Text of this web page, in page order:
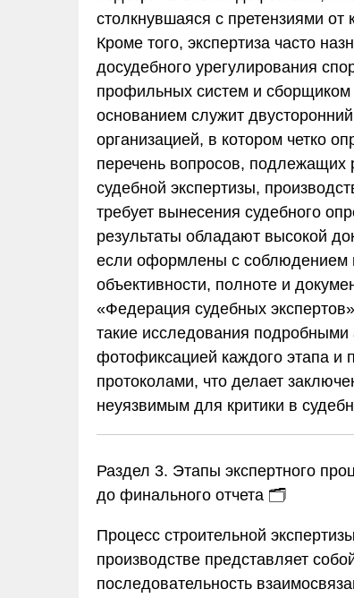
столкнувшаяся с претензиями от
Кроме того, экспертиза часто
досудебного урегулирования
профильных систем и
основанием служит
организацией, в котором четко
перечень вопросов,
судебной экспертизы,
требует вынесения судебного
результаты обладают высокой
если оформлены с соблюдением
объективности, полноте и
«Федерация судебных экспертов»
такие исследования подробными
фотофиксацией каждого этапа и
протоколами, что делает
неуязвимым для критики в
Раздел 3. Этапы экспертного
до финального отчета 🗂️
Процесс строительной
производстве представляет
последовательность